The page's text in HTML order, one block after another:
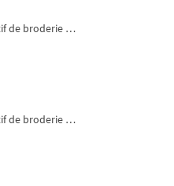
Motif de broderie machine Branche de sapin et carottes - 4 tailles
Motif de broderie machine Branche de sapin et carottes - 4 tailles